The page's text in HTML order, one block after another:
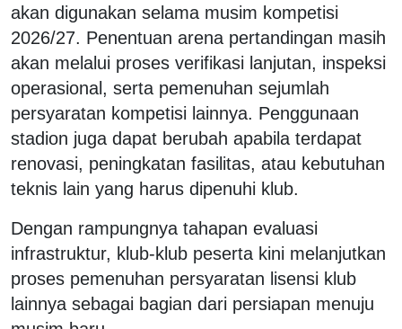
akan digunakan selama musim kompetisi
2026/27. Penentuan arena pertandingan masih
akan melalui proses verifikasi lanjutan, inspeksi
operasional, serta pemenuhan sejumlah
persyaratan kompetisi lainnya. Penggunaan
stadion juga dapat berubah apabila terdapat
renovasi, peningkatan fasilitas, atau kebutuhan
teknis lain yang harus dipenuhi klub.
Dengan rampungnya tahapan evaluasi
infrastruktur, klub-klub peserta kini melanjutkan
proses pemenuhan persyaratan lisensi klub
lainnya sebagai bagian dari persiapan menuju